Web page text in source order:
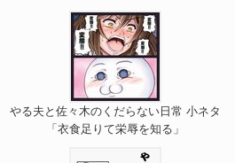
やる夫と佐々木のくだらない日常 小ネタ
「衣食足りて栄辱を知る」